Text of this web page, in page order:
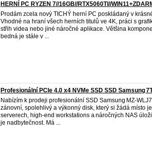
HERNÍ PC RYZEN 7//16GB//RTX5060TI//
Prodám zcela nový TICHÝ herní PC poskládaný v
Vhodné na hraní všech herních titulů ve 4K, práci s
střih videa nebo jiné náročné aplikace. Většina
bedná je stále v ...
Profesionální PCIe 4.0 x4 NVMe SSD SSD Samsung
Nabízím k prodeji profesionální SSD Samsung
zánovní, spolehlivý a výkonný disk, který si žádá místo
serverech, high‑end workstations a náročných NAS
je nadbytečnost. Má ...